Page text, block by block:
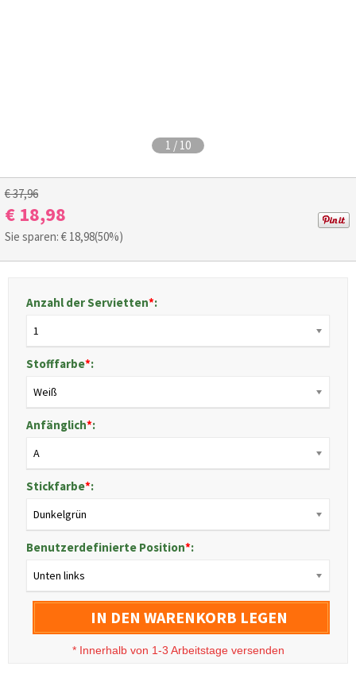
1 / 10
€ 37,96
€ 18,98
Sie sparen: € 18,98(50%)
Anzahl der Servietten*:
1
Stofffarbe*:
Weiß
Anfänglich*:
A
Stickfarbe*:
Dunkelgrün
Benutzerdefinierte Position*:
Unten links
IN DEN WARENKORB LEGEN
* Innerhalb von 1-3 Arbeitstage versenden